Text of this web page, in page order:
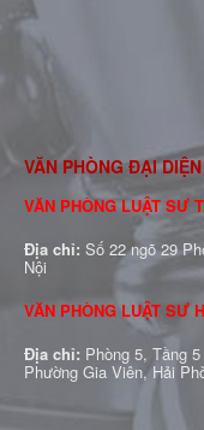
VĂN PHÒNG ĐẠI DIỆN
VĂN PHÒNG LUẬT SƯ
Địa chỉ: Số 22 ngõ 29
Nội
VĂN PHÒNG LUẬT SƯ
Địa chỉ: Phòng 5, Tầng
Phường Gia Viên, Hải